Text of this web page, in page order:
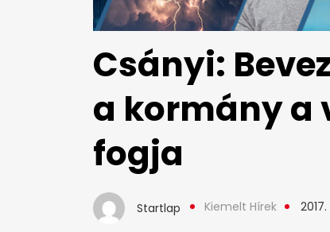
Csányi:
a kormány a
fogja
Startlap Kiemelt Hírek